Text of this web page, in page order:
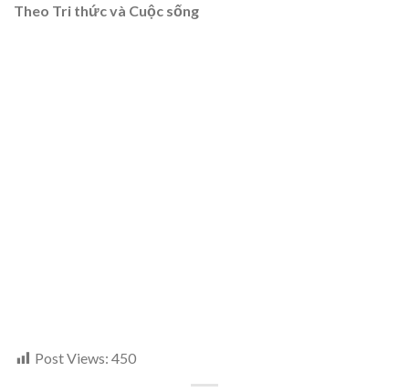
Theo Tri thức và Cuộc sống
Post Views: 450